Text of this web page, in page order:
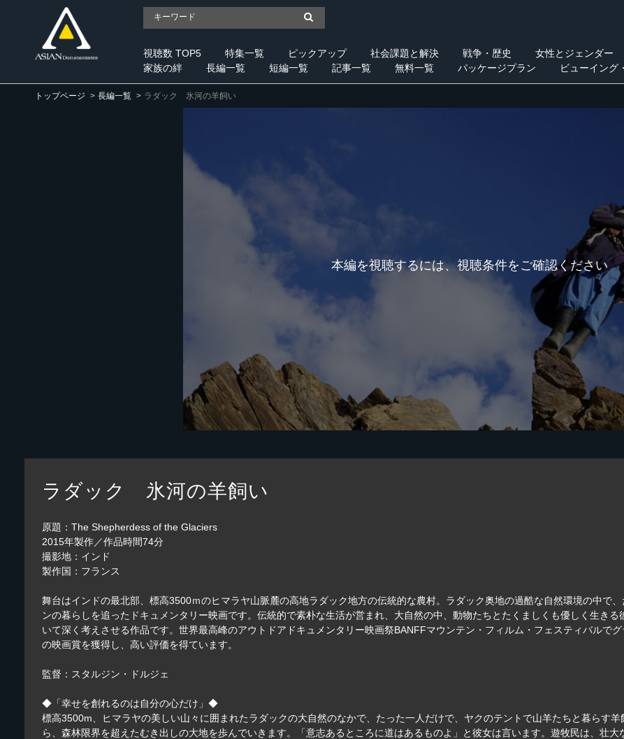
視聴数 TOP5 特集一覧 ピックアップ 社会課題と解決 戦争・歴史 女性とジェンダー
家族の絆
長編一覧 短編一覧 記事一覧 無料一覧 パッケージプラン ビューイング
トップページ 長編一覧 ラダック 氷河の羊飼い
本編を視聴するには、視聴条件をご確認ください
ラダック 氷河の羊飼い
原題：The Shepherdess of the Glaciers
2015年製作／作品時間74分
撮影地：インド
製作国：フランス
舞台はインドの最北部、標高3500ｍのヒマラヤ山脈麓の高地ラダック地方の伝統的な農村。ラダック奥地の過酷な自然環境の中で
ンの暮らしを追ったドキュメンタリー映画です。伝統的で素朴な生活が営まれ、大自然の中、動物たちとたくましくも優しく生き
いて深く考えさせる作品です。世界最高峰のアウトドアドキュメンタリー映画祭BANFFマウンテン・フィルム・フェスティバルで
の映画賞を獲得し、高い評価を得ています。
監督：スタルジン・ドルジェ
◆「幸せを創れるのは自分の心だけ」◆
標高3500m、ヒマラヤの美しい山々に囲まれたラダックの大自然のなかで、たった一人だけで、ヤクのテントで山羊たちと暮らす
ら、森林限界を超えたむき出しの大地を歩んでいきます。「意志あるところに道はあるものよ」と彼女は言います。遊牧民は、壮